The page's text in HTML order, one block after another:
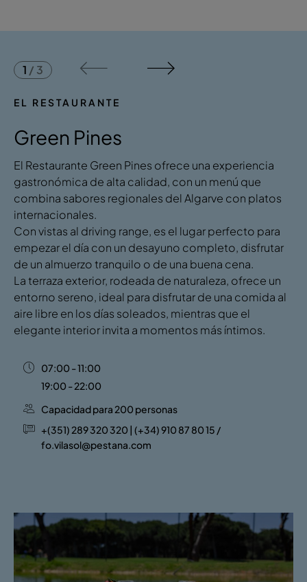
EL RESTAURANTE
Green Pines
El Restaurante Green Pines ofrece una experiencia
gastronómica de alta calidad, con un menú que
combina sabores regionales del Algarve con platos
internacionales.
Con vistas al driving range, es el lugar perfecto para
empezar el día con un desayuno completo, disfrutar
de un almuerzo tranquilo o de una buena cena.
La terraza exterior, rodeada de naturaleza, ofrece un
entorno sereno, ideal para disfrutar de una comida al
aire libre en los días soleados, mientras que el
elegante interior invita a momentos más íntimos.
07:00 - 11:00
19:00 - 22:00
Capacidad para 200 personas
+(351) 289 320 320 | (+34) 910 87 80 15 /
fo.vilasol@pestana.com
1 / 3